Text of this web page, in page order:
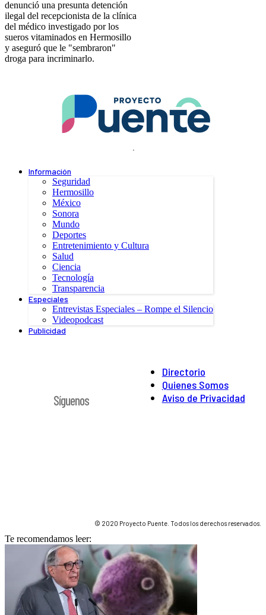
denunció una presunta detención
ilegal del recepcionista de la clínica
del médico investigado por los
sueros vitaminados en Hermosillo
y aseguró que le "sembraron"
droga para incriminarlo.
.
Información
Seguridad
Hermosillo
México
Sonora
Mundo
Deportes
Entretenimiento y Cultura
Salud
Ciencia
Tecnología
Transparencia
Especiales
Entrevistas Especiales – Rompe el Silencio
Videopodcast
Publicidad
Directorio
Quienes Somos
Aviso de Privacidad
Síguenos
© 2020 Proyecto Puente. Todos los derechos reservados.
Te recomendamos leer: